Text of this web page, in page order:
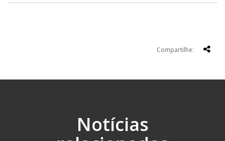
Compartilhe:
Notícias